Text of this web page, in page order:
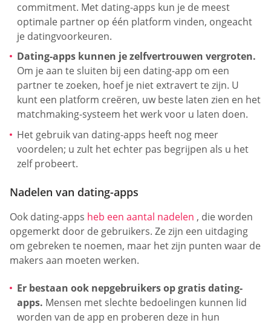
commitment. Met dating-apps kun je de meest
optimale partner op één platform vinden, ongeacht
je datingvoorkeuren.
Dating-apps kunnen je zelfvertrouwen vergroten.
Om je aan te sluiten bij een dating-app om een
partner te zoeken, hoef je niet extravert te zijn. U
kunt een platform creëren, uw beste laten zien en het
matchmaking-systeem het werk voor u laten doen.
Het gebruik van dating-apps heeft nog meer
voordelen; u zult het echter pas begrijpen als u het
zelf probeert.
Nadelen van dating-apps
Ook dating-apps heb een aantal nadelen , die worden
opgemerkt door de gebruikers. Ze zijn een uitdaging
om gebreken te noemen, maar het zijn punten waar de
makers aan moeten werken.
Er bestaan ook nepgebruikers op gratis dating-
apps. Mensen met slechte bedoelingen kunnen lid
worden van de app en proberen deze in hun